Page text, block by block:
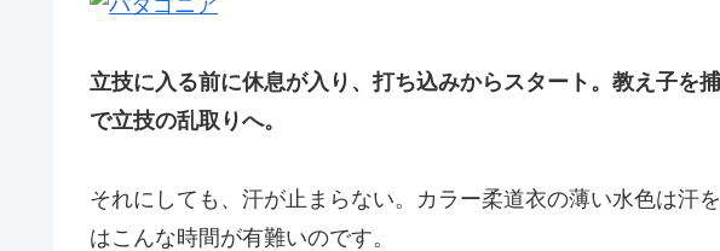
立技に入る前に休息が入り、打ち込みからスタート。教え子を
で立技の乱取りへ。
それにしても、汗が止まらない。カラー柔道衣の薄い水色は汗
はこんな時間が有難いのです。